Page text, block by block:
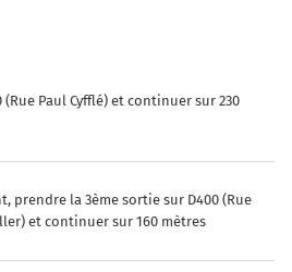
(Rue Paul Cyfflé) et continuer sur 230
prendre la 3ème sortie sur D400 (Rue
et continuer sur 160 mètres